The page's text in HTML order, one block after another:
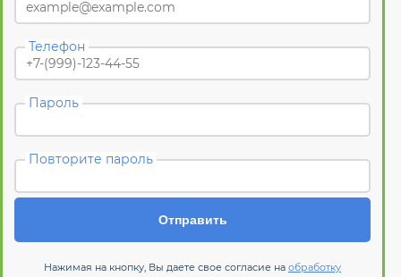
Телефон
Пароль
Повторите пароль
Отправить
Нажимая на кнопку, Вы даете свое согласие на обработку